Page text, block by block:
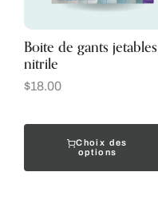
Boite de gants jetables
nitrile
$18.00
Choix des
options